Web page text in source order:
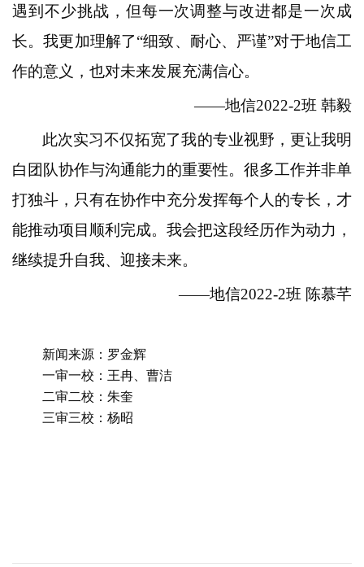
遇到不少挑战，但每一次调整与改进都是一次成
长。我更加理解了“细致、耐心、严谨”对于地信工
作的意义，也对未来发展充满信心。
——地信2022-2班 韩毅
此次实习不仅拓宽了我的专业视野，更让我明
白团队协作与沟通能力的重要性。很多工作并非单
打独斗，只有在协作中充分发挥每个人的专长，才
能推动项目顺利完成。我会把这段经历作为动力，
继续提升自我、迎接未来。
——地信2022-2班 陈慕芊
新闻来源：罗金辉
一审一校：王冉、曹洁
二审二校：朱奎
三审三校：杨昭